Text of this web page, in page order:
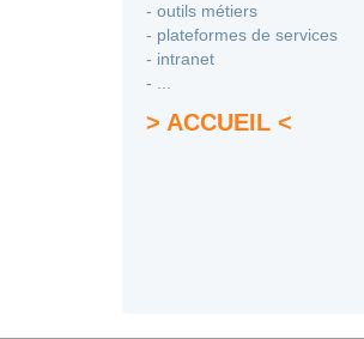
- outils métiers
- plateformes de services
- intranet
- ...
> ACCUEIL <